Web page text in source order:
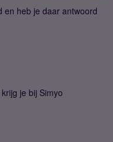
en heb je daar antwoord
je bij Simyo